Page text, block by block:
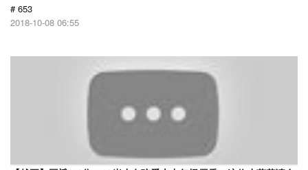
# 653
2018-10-08 06:55